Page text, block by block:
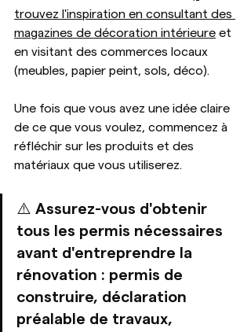
trouvez l'inspiration en consultant des
magazines de décoration intérieure et
en visitant des commerces locaux
(meubles, papier peint, sols, déco).
Une fois que vous avez une idée claire
de ce que vous voulez, commencez à
réfléchir sur les produits et des
matériaux que vous utiliserez.
⚠️ Assurez-vous d'obtenir
tous les permis nécessaires
avant d'entreprendre la
rénovation : permis de
construire, déclaration
préalable de travaux,